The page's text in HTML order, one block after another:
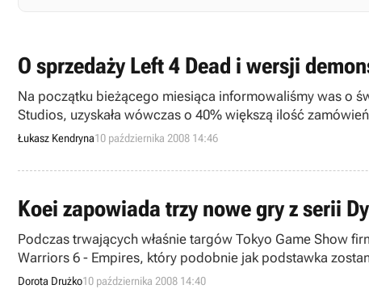
O sprzedaży Left 4 Dead i wersji
Na początku bieżącego miesiąca informowaliśmy was o
Studios, uzyskała wówczas o 40% większą ilość
radykalnej zmianie.
Łukasz Kendryna10 października 2008 14:46
Koei zapowiada trzy nowe gry z serii
Podczas trwających właśnie targów Tokyo Game Show
Warriors 6 - Empires, który podobnie jak podstawka
Dorota Drużko10 października 2008 14:40